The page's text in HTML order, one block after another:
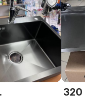
1 шт.
320